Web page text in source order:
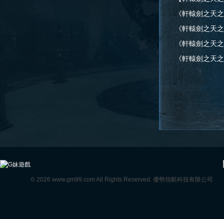
《軒轅劍之天
告
《軒轅劍之天
告
《軒轅劍之天
告
《軒轅劍之天
公告
© 2026 www.gm99.com All Rights Reserved. 優勢領航科技有限公司